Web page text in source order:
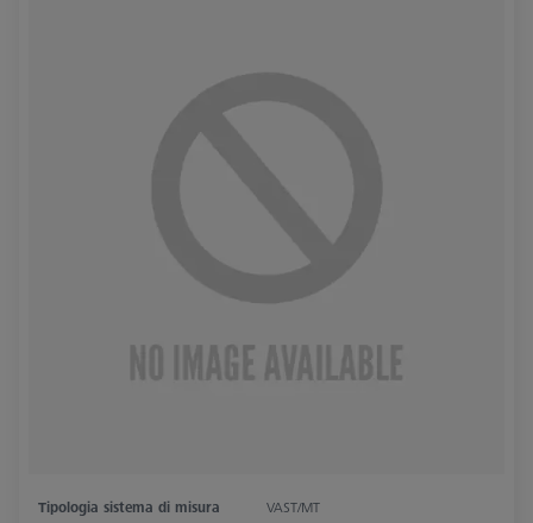
Tipologia sistema di misura
VAST/MT